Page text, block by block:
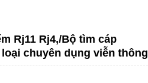
Rj11 Rj4,/Bộ tìm cáp
chuyên dụng viễn thông